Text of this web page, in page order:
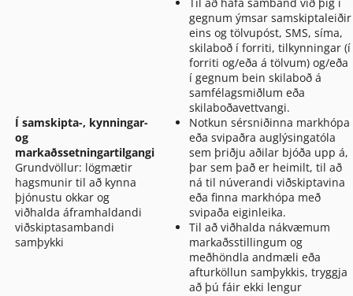
Í samskipta-, kynningar-
og
markaðssetningartilgangi
Grundvöllur: lögmætir
hagsmunir til að kynna
þjónustu okkar og
viðhalda áframhaldandi
viðskiptasambandi
samþykki
gegnum ýmsar samskiptaleiðir
eins og tölvupóst, SMS, síma,
skilaboð í forriti, tilkynningar (í
forriti og/eða á tölvum) og/eða
í gegnum bein skilaboð á
samfélagsmiðlum eða
skilaboðavettvangi.
Notkun sérsniðinna markhópa
eða svipaðra auglýsingatóla
sem þriðju aðilar bjóða upp á,
þar sem það er heimilt, til að
ná til núverandi viðskiptavina
eða finna markhópa með
svipaða eiginleika.
Til að viðhalda nákvæmum
markaðsstillingum og
meðhöndla andmæli eða
afturköllun samþykkis, tryggja
að þú fáir ekki lengur